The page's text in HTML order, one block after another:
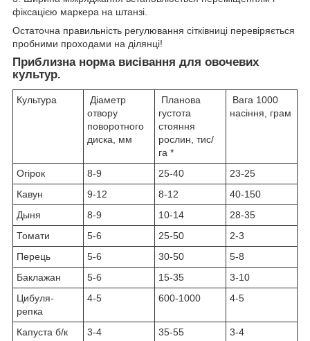
фіксацією маркера на штанзі.
Остаточна правильність регулювання сітківниці перевіряється
пробними проходами на ділянці!
Приблизна норма висівання для овочевих
культур.
Культура
Діаметр
отвору
поворотного
диска, мм
Планова
густота
стояння
рослин, тис/
га *
Вага 1000
насіння, грам
Огірок 8-9 25-40
23-25
Кавун
9-12 8-12
40-150
Дыня
8-9 10-14
28-35
Томати
5-6 25-50
2-3
Перець
5-6 30-50
5-8
Баклажан
5-6 15-35
3-10
Цибуля-
репка
4-5 600-1000 4-5
Капуста б/к 3-4 35-55 3-4